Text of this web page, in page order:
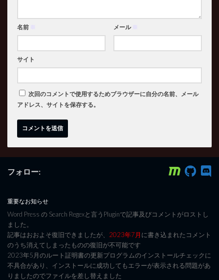
名前 ※ メール ※
サイト
次回のコメントで使用するためブラウザーに自分の名前、メール
アドレス、サイトを保存する。
フォロー:
重要なお知らせ
Word Press の Search Regexと言うPluginで記事及びコメントがロストし
ました。
記事はおおよそ復旧できましたが、 2023年7月に書き込まれたコメント
のうち消えてしまったものの復旧が不可能です
2023年5月のルート証明書の更新プログラムのインストールチェックに
不具合があり、インストールに成功してもエラーが表示される問題があ
りましたのでファイルを差し替えました